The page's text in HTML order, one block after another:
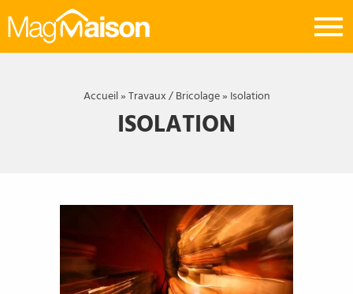
Mag
Maison
Accueil»Travaux / Bricolage» Isolation
ISOLATION